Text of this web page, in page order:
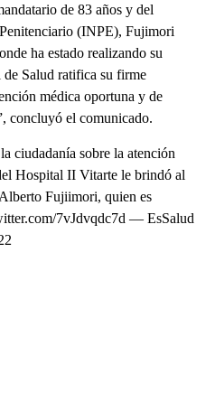
de 83 años y del
(INPE), Fujimori
ha estado realizando su
Salud ratifica su firme
médica oportuna y de
concluyó el comunicado.
ciudadanía sobre la atención
Hospital II Vitarte le brindó al
Fujiimori, quien es
7vJdvqdc7d — EsSalud